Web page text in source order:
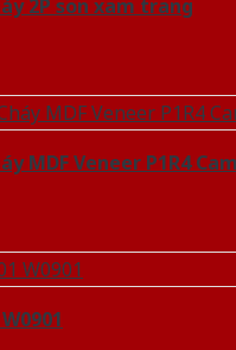
2P son xam trang
MDF Veneer P1R4